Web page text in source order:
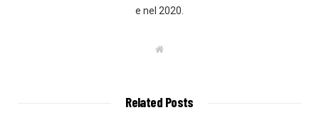
e nel 2020.
W
Related Posts